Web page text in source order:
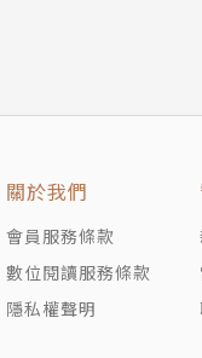
如何協助？
要就醫評估？
應對？
？
意的還是另有原因
導良性競爭觀念？
關於我們
會員服務條款
數位閱讀服務條款
隱私權聲明